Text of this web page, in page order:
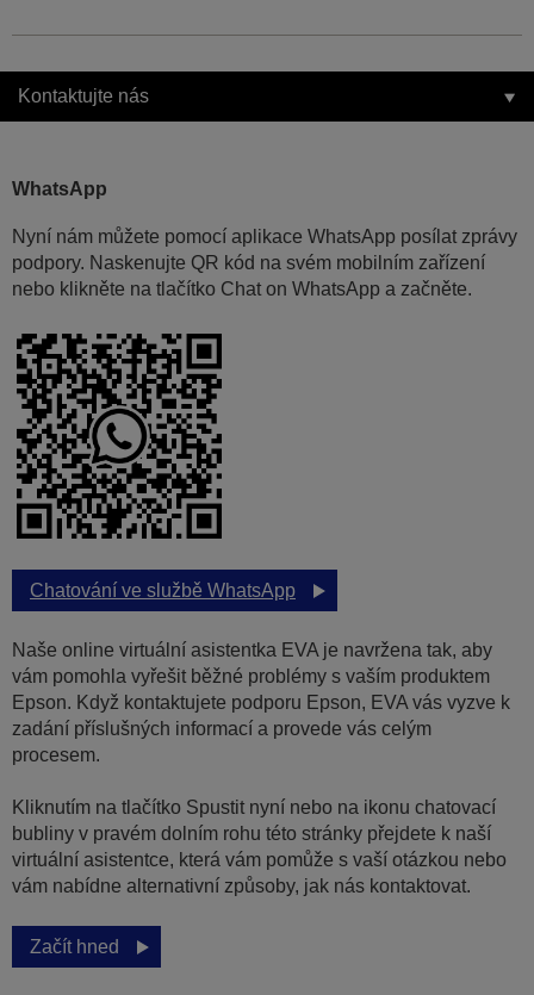
Kontaktujte nás
WhatsApp
Nyní nám můžete pomocí aplikace WhatsApp posílat zprávy
podpory. Naskenujte QR kód na svém mobilním zařízení
nebo klikněte na tlačítko Chat on WhatsApp a začněte.
Chatování ve službě WhatsApp
Naše online virtuální asistentka EVA je navržena tak, aby
vám pomohla vyřešit běžné problémy s vaším produktem
Epson. Když kontaktujete podporu Epson, EVA vás vyzve k
zadání příslušných informací a provede vás celým
procesem.
Kliknutím na tlačítko Spustit nyní nebo na ikonu chatovací
bubliny v pravém dolním rohu této stránky přejdete k naší
virtuální asistentce, která vám pomůže s vaší otázkou nebo
vám nabídne alternativní způsoby, jak nás kontaktovat.
Začít hned